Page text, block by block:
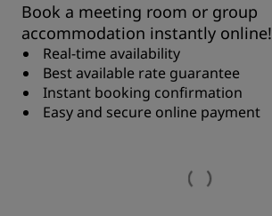
Book a meeting room or group
accommodation instantly online!
Real-time availability
Best available rate guarantee
Instant booking confirmation
Easy and secure online payment